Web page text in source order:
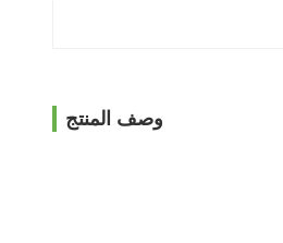
وصف المنتج